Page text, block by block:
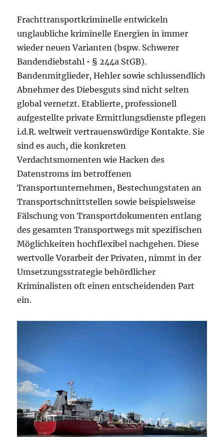
Frachttransportkriminelle entwickeln
unglaubliche kriminelle Energien in immer
wieder neuen Varianten (bspw. Schwerer
Bandendiebstahl • § 244a StGB).
Bandenmitglieder, Hehler sowie schlussendlich
Abnehmer des Diebesguts sind nicht selten
global vernetzt. Etablierte, professionell
aufgestellte private Ermittlungsdienste pflegen
i.d.R. weltweit vertrauenswürdige Kontakte. Sie
sind es auch, die konkreten
Verdachtsmomenten wie Hacken des
Datenstroms im betroffenen
Transportunternehmen, Bestechungstaten an
Transportschnittstellen sowie beispielsweise
Fälschung von Transportdokumenten entlang
des gesamten Transportwegs mit spezifischen
Möglichkeiten hochflexibel nachgehen. Diese
wertvolle Vorarbeit der Privaten, nimmt in der
Umsetzungsstrategie behördlicher
Kriminalisten oft einen entscheidenden Part
ein.